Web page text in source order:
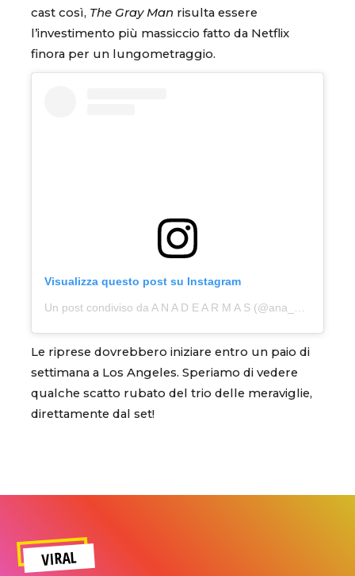
cast così, The Gray Man risulta essere
l’investimento più massiccio fatto da Netflix
finora per un lungometraggio.
Visualizza questo post su Instagram
Un post condiviso da A N A D E A R M A S (@ana_d_armas)
Le riprese dovrebbero iniziare entro un paio di
settimana a Los Angeles. Speriamo di vedere
qualche scatto rubato del trio delle meraviglie,
direttamente dal set!
VIRAL